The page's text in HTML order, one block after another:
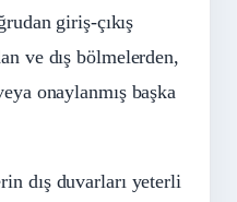
giriş-çıkış
ve dış bölmelerden,
onaylanmış başka
dış duvarları yeterli